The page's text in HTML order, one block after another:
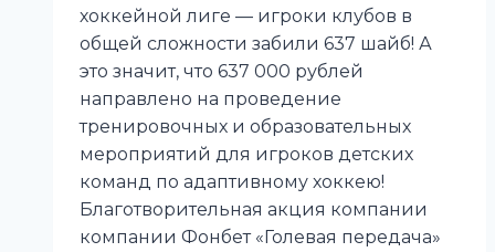
хоккейной лиге — игроки клубов в
общей сложности забили 637 шайб! А
это значит, что 637 000 рублей
направлено на проведение
тренировочных и образовательных
мероприятий для игроков детских
команд по адаптивному хоккею!
Благотворительная акция компании
компании Фонбет «Голевая передача»